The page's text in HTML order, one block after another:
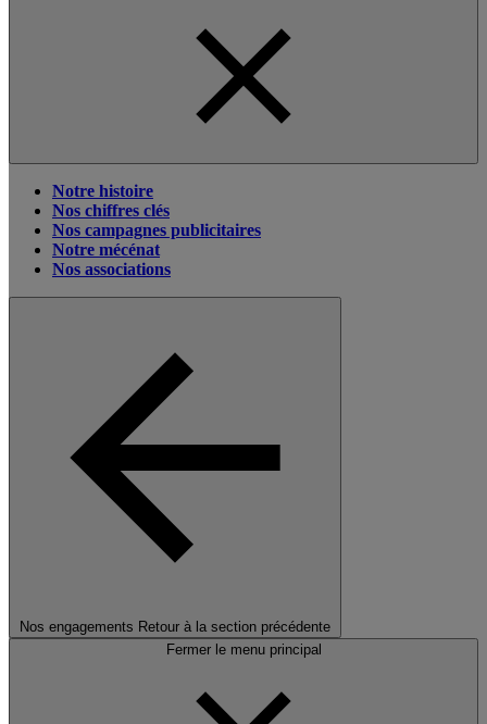
Notre histoire
Nos chiffres clés
Nos campagnes publicitaires
Notre mécénat
Nos associations
Nos engagements Retour à la section précédente
Fermer le menu principal